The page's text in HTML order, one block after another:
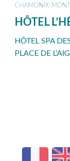
CHAMONIX-
HÔTEL
HÔTEL SPA
PLACE DE